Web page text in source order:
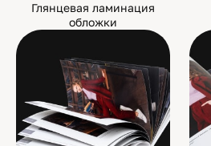
Глянцевая ламинация
обложки